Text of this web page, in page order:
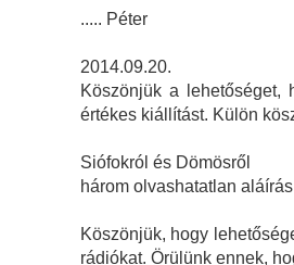
..... Péter
2014.09.20.
Köszönjük a lehetőséget,
értékes kiállítást. Külön
Siófokról és Dömösről
három olvashatatlan aláírás
Köszönjük, hogy
rádiókat. Örülünk ennek,